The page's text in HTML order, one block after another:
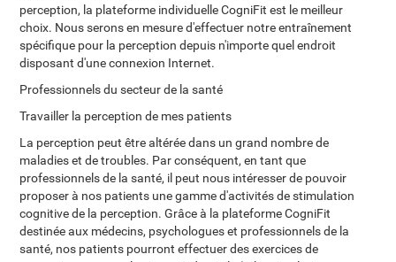
perception, la plateforme individuelle CogniFit est le meilleur
choix. Nous serons en mesure d'effectuer notre entraînement
spécifique pour la perception depuis n'importe quel endroit
disposant d'une connexion Internet.
Professionnels du secteur de la santé
Travailler la perception de mes patients
La perception peut être altérée dans un grand nombre de
maladies et de troubles. Par conséquent, en tant que
professionnels de la santé, il peut nous intéresser de pouvoir
proposer à nos patients une gamme d'activités de stimulation
cognitive de la perception. Grâce à la plateforme CogniFit
destinée aux médecins, psychologues et professionnels de la
santé, nos patients pourront effectuer des exercices de